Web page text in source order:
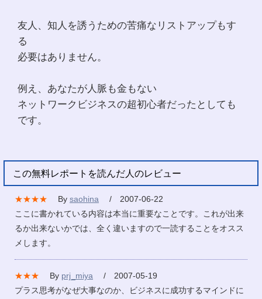
友人、知人を誘うための苦痛なリストアップもす
る
必要はありません。
例え、あなたが人脈も金もない
ネットワークビジネスの超初心者だったとしても
です。
この無料レポートを読んだ人のレビュー
★★★★ By saohina
/ 2007-06-22
ここに書かれている内容は本当に重要なことです。これが出来
るか出来ないかでは、全く違いますので一読することをオスス
メします。
★★★ By prj_miya
/ 2007-05-19
プラス思考がなぜ大事なのか、ビジネスに成功するマインドに